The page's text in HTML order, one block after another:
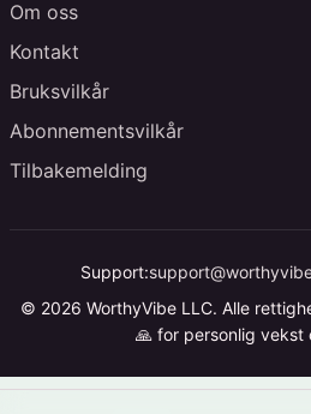
Om oss
Kontakt
Bruksvilkår
Abonnementsvilkår
Tilbakemelding
Support:
© 2026 WorthyVibe LLC. Alle
🙏 for personlig